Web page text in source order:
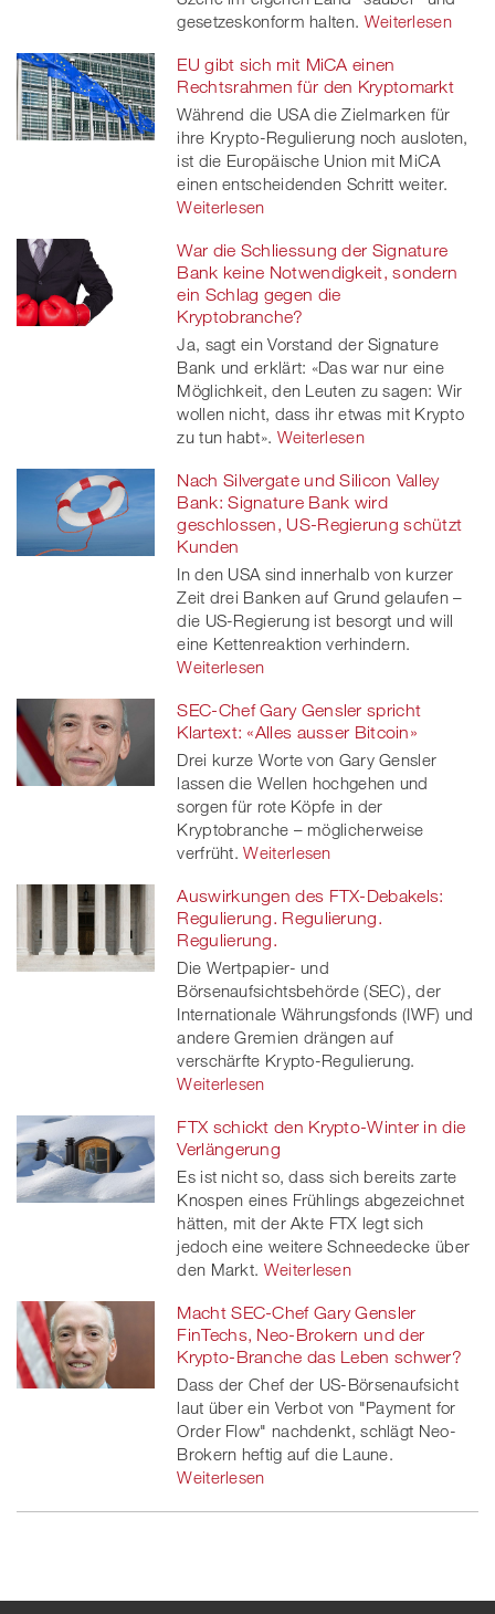
gesetzeskonform halten. Weiterlesen
EU gibt sich mit MiCA einen
Rechtsrahmen für den Kryptomarkt
Während die USA die Zielmarken für
ihre Krypto-Regulierung noch ausloten,
ist die Europäische Union mit MiCA
einen entscheidenden Schritt weiter.
Weiterlesen
War die Schliessung der Signature
Bank keine Notwendigkeit, sondern
ein Schlag gegen die
Kryptobranche?
Ja, sagt ein Vorstand der Signature
Bank und erklärt: «Das war nur eine
Möglichkeit, den Leuten zu sagen: Wir
wollen nicht, dass ihr etwas mit Krypto
zu tun habt». Weiterlesen
Nach Silvergate und Silicon Valley
Bank: Signature Bank wird
geschlossen, US-Regierung schützt
Kunden
In den USA sind innerhalb von kurzer
Zeit drei Banken auf Grund gelaufen –
die US-Regierung ist besorgt und will
eine Kettenreaktion verhindern.
Weiterlesen
SEC-Chef Gary Gensler spricht
Klartext: «Alles ausser Bitcoin»
Drei kurze Worte von Gary Gensler
lassen die Wellen hochgehen und
sorgen für rote Köpfe in der
Kryptobranche – möglicherweise
verfrüht. Weiterlesen
Auswirkungen des FTX-Debakels:
Regulierung. Regulierung.
Regulierung.
Die Wertpapier- und
Börsenaufsichtsbehörde (SEC), der
Internationale Währungsfonds (IWF) und
andere Gremien drängen auf
verschärfte Krypto-Regulierung.
Weiterlesen
FTX schickt den Krypto-Winter in die
Verlängerung
Es ist nicht so, dass sich bereits zarte
Knospen eines Frühlings abgezeichnet
hätten, mit der Akte FTX legt sich
jedoch eine weitere Schneedecke über
den Markt. Weiterlesen
Macht SEC-Chef Gary Gensler
FinTechs, Neo-Brokern und der
Krypto-Branche das Leben schwer?
Dass der Chef der US-Börsenaufsicht
laut über ein Verbot von "Payment for
Order Flow" nachdenkt, schlägt Neo-
Brokern heftig auf die Laune.
Weiterlesen